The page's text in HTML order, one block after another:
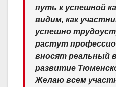
путь к успешной
видим, как
успешно
растут
вносят реальный
развитие
Желаю всем